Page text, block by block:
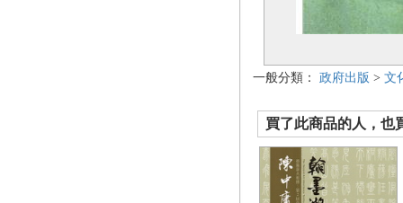
一般分類： 政府出版 > 文
買了此商品的人，也